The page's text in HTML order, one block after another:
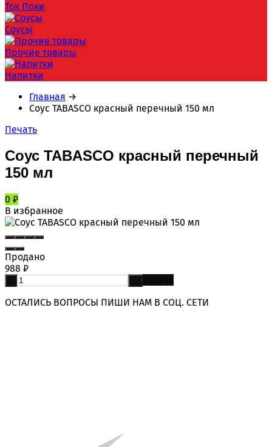
Ток Поки
Соусы
Прочие товары
Напитки
Главная →
Соус TABASCO красный перечный 150 мл
Печать
Соус TABASCO красный перечный
150 мл
0 ₽
В избранное
Продано
988 ₽
ОСТАЛИСЬ ВОПРОСЫ ПИШИ НАМ В СОЦ. СЕТИ